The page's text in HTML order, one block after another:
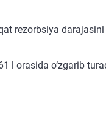
rezorbsiya darajasini
l orasida o‘zgarib